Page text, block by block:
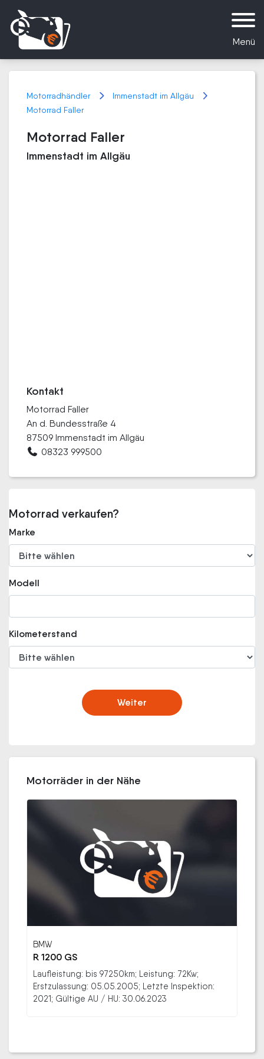
Menü
Motorradhändler
Immenstadt im Allgäu
Motorrad Faller
Motorrad Faller
Immenstadt im Allgäu
Kontakt
Motorrad Faller
An d. Bundesstraße 4
87509 Immenstadt im Allgäu
08323 999500
Motorrad verkaufen?
Marke
Modell
Kilometerstand
Weiter
Motorräder in der Nähe
BMW
R 1200 GS
Laufleistung: bis 97250km; Leistung: 72Kw;
Erstzulassung: 05.05.2005; Letzte Inspektion:
2021; Gültige AU / HU: 30.06.2023